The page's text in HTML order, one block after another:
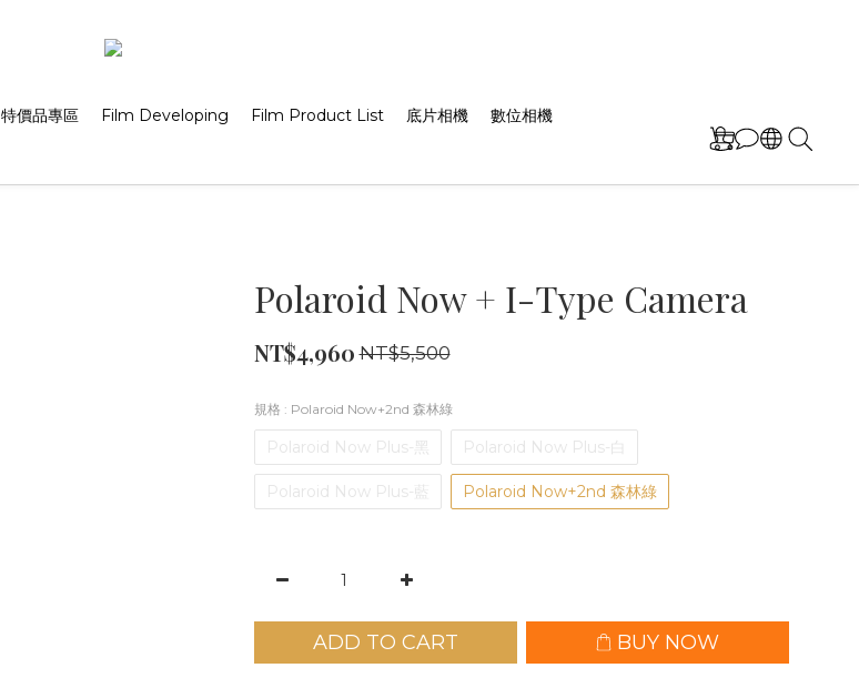
特價品專區 Film Developing Film Product List 底片相機 數位相機
Polaroid Now + I-Type Camera
NT$4,960 NT$5,500
規格 : Polaroid Now+2nd 森林綠
Polaroid Now Plus-黑 Polaroid Now Plus-白
Polaroid Now Plus-藍 Polaroid Now+2nd 森林綠
ADD TO CART BUY NOW